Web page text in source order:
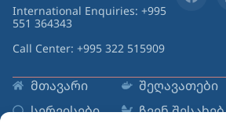
International Enquiries: +995
551 364343
Call Center: +995 322 515909
მთავარი
სერვისები
შეღავათები
ჩვენ შესახებ